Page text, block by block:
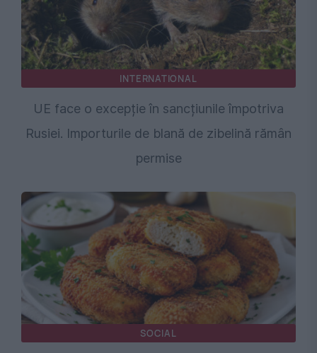
INTERNATIONAL
UE face o excepție în sancțiunile împotriva
Rusiei. Importurile de blană de zibelină rămân
permise
SOCIAL